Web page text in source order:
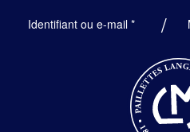
Identifiant ou e-mail *Obligatoire